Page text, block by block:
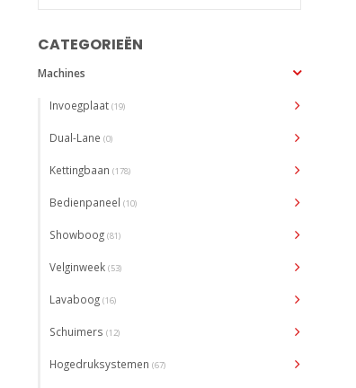
CATEGORIEËN
Machines
Invoegplaat (19)
Dual-Lane (0)
Kettingbaan (178)
Bedienpaneel (10)
Showboog (81)
Velginweek (53)
Lavaboog (16)
Schuimers (12)
Hogedruksystemen (67)